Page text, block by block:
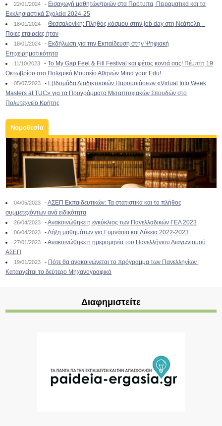
22/01/2024 - Εισαγωγή μαθητών/τριών στα Πρότυπα, Πειραματικά και τα
Εκκλησιαστικά Σχολεία 2024-25
18/01/2024 -Θεσσαλονίκη: Πλήθος κόσμου στην job day στη Νεάπολη –
Ποιες εταιρείες ήταν
18/01/2024 - Εκδήλωση για την Εκπαίδευση στην Ψηφιακή
Επιχειρηματικότητα
11/10/2023 -To My Gap Feel & Fill Festival και φέτος κοντά σας! Πέμπτη 19
Οκτωβρίου στο Πολεμικό Μουσείο Αθηνών Mind your Edu!
05/07/2023 - Εβδομάδα Διαδικτυακών Παρουσιάσεων «Virtual Info Week
Masters at TUC» για τα Προγράμματα Μεταπτυχιακών Σπουδών στο
Πολυτεχνείο Κρήτης
Νομοθεσία
04/05/2023 -ΑΣΕΠ Εκπαιδευτικών: Τα στατιστικά και το πλήθος
συμμετεχόντων ανά ειδικότητα
26/04/2023 -Ανακοινώθηκε η εγκύκλιος των Πανελλαδικών ΓΕΛ 2023
06/04/2023 -Λήξη μαθημάτων για Γυμνάσια και Λύκεια 2022-2023
27/01/2023 -Ανακοινώθηκε η ημερομηνία του Πανελλήνιου Διαγωνισμού
ΑΣΕΠ
19/01/2023 - Πότε θα ανακοινώνεται το πρόγραμμα των Πανελληνίων |
Καταργείται το δεύτερο Μηχανογραφικό
Διαφημιστείτε